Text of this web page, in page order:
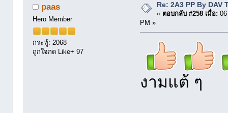
paas
Hero Member
กระทู้: 2068
ถูกใจกด Like+ 97
Re: 2A3 PP By DAV
« ตอบกลับ #258 เมื่อ:
PM »
งามแต้ ๆ